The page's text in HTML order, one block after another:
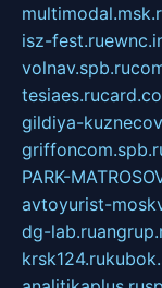
isz-fest.ru
volnav.spb.ru
tesiaes.ru
gildiya-
PARK-
avtoyurist-
dg-lab.ru
krsk124.ru